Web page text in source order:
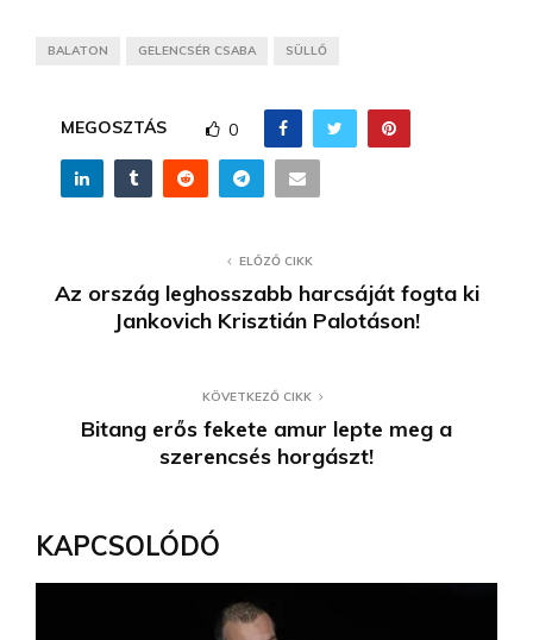
BALATON GELENCSÉR CSABA SÜLLŐ
MEGOSZTÁS 0
ELŐZŐ CIKK
Az ország leghosszabb harcsáját fogta ki
Jankovich Krisztián Palotáson!
KÖVETKEZŐ CIKK
Bitang erős fekete amur lepte meg a
szerencsés horgászt!
KAPCSOLÓDÓ